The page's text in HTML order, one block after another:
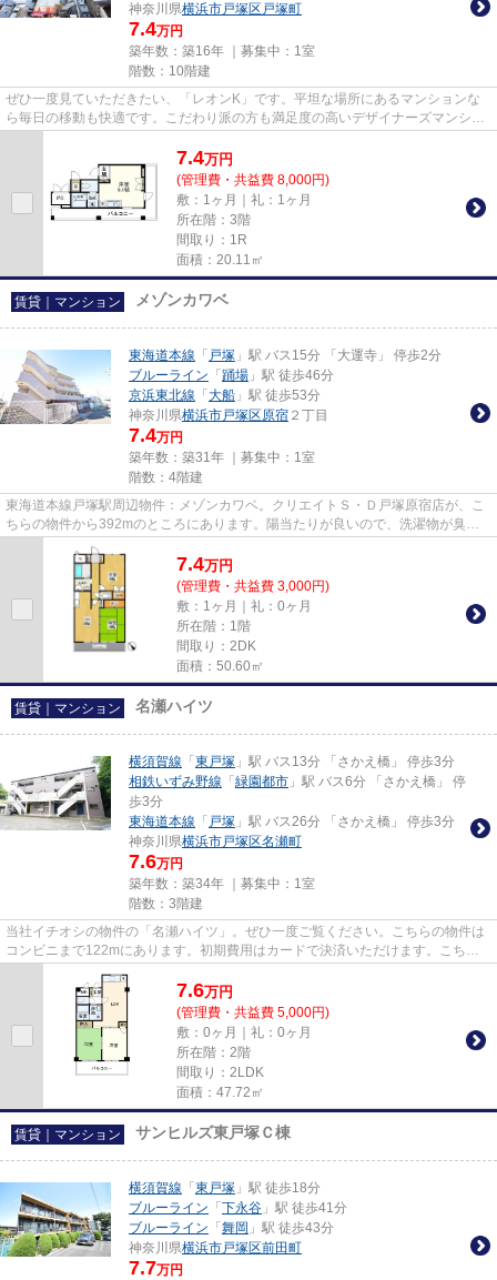
神奈川県横浜市戸塚区 戸塚町
7.4万円
築年数：築16年 ｜募集中： 1室
階数：10階建
ぜひ一度見ていただきたい、「レオンK」です。平坦な場所にあるマンションな
ら毎日の移動も快適です。こだわり派の方も満足度の高いデザイナーズマンショ
7.4万円
(管理費・共益費 8,000円)
敷：1ヶ月｜礼：1ヶ月
所在階：3階
間取り：1R
面積：20.11㎡
賃貸｜マンション メゾンカワベ
東海道本線 「 戸塚 」駅 バス15分 「大運寺」 停歩2分
ブルーライン 「 踊場 」駅 徒歩46分
京浜東北線 「 大船 」駅 徒歩53分
神奈川県横浜市戸塚区原宿 ２丁目
7.4万円
築年数：築31年 ｜募集中： 1室
階数：4階建
東海道本線戸塚駅周辺物件：メゾンカワベ。クリエイトＳ・Ｄ戸塚原宿店が、こ
ちらの物件から392mのところにあります。陽当たりが良いので、洗濯物が臭わ
ずに乾きます。設備充実、防犯...
7.4万円
(管理費・共益費 3,000円)
敷：1ヶ月｜礼：0ヶ月
所在階：1階
間取り：2DK
面積：50.60㎡
賃貸｜マンション 名瀬ハイツ
横須賀線 「 東戸塚 」駅 バス13分 「さかえ橋」 停歩3分
相鉄いずみ野線 「 緑園都市 」駅 バス6分 「さかえ橋」 停
歩3分
東海道本線 「 戸塚 」駅 バス26分 「さかえ橋」 停歩3分
神奈川県横浜市戸塚区名瀬町
7.6万円
築年数：築34年 ｜募集中： 1室
階数：3階建
当社イチオシの物件の「名瀬ハイツ」。ぜひ一度ご覧ください。こちらの物件は
コンビニまで122mにあります。初期費用はカードで決済いただけます。こちら
7.6万円
(管理費・共益費 5,000円)
敷：0ヶ月｜礼：0ヶ月
所在階：2階
間取り：2LDK
面積：47.72㎡
賃貸｜マンション サンヒルズ東戸塚Ｃ棟
横須賀線 「 東戸塚 」駅 徒歩18分
ブルーライン 「 下永谷 」駅 徒歩41分
ブルーライン 「 舞岡 」駅 徒歩43分
神奈川県横浜市戸塚区前田町
7.7万円